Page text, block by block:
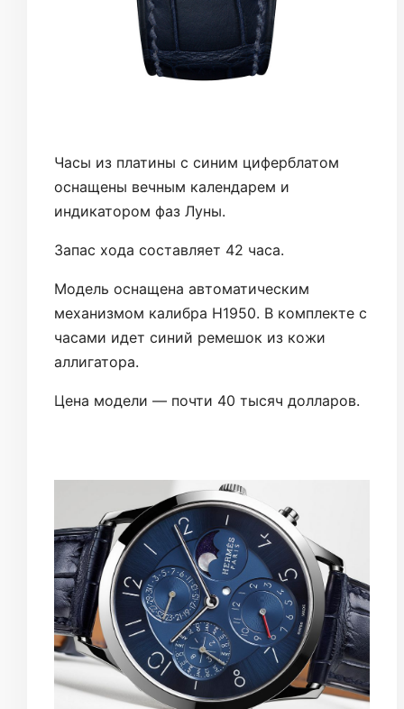
Часы из платины с синим циферблатом
оснащены вечным календарем и
индикатором фаз Луны.
Запас хода составляет 42 часа.
Модель оснащена автоматическим
механизмом калибра H1950. В комплекте с
часами идет синий ремешок из кожи
аллигатора.
Цена модели — почти 40 тысяч долларов.